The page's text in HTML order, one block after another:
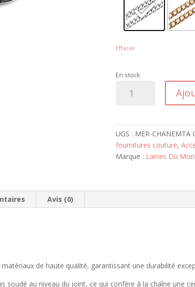
Effacer
En stock
50cm
UGS : MER-CHANEMTA
fournitures couture,
Marque : Laines Du
Avis (0)
de haute qualité, garantissant une durabilité
soudé au niveau du joint, ce qui confère à la chaîne une